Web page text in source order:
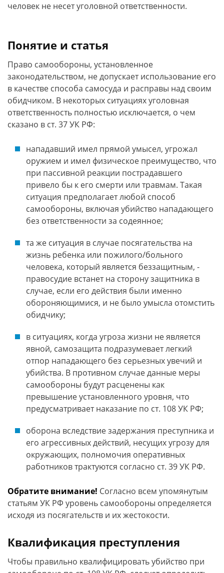
человек не несет уголовной ответственности.
Понятие и статья
Право самообороны, установленное
законодательством, не допускает использование его
в качестве способа самосуда и расправы над своим
обидчиком. В некоторых ситуациях уголовная
ответственность полностью исключается, о чем
сказано в ст. 37 УК РФ:
нападавший имел прямой умысел, угрожал
оружием и имел физическое преимущество, что
при пассивной реакции пострадавшего
привело бы к его смерти или травмам. Такая
ситуация предполагает любой способ
самообороны, включая убийство нападающего
без ответственности за содеянное;
та же ситуация в случае посягательства на
жизнь ребенка или пожилого/больного
человека, который является беззащитным, -
правосудие встанет на сторону защитника в
случае, если его действия были именно
обороняющимися, и не было умысла отомстить
обидчику;
в ситуациях, когда угроза жизни не является
явной, самозащита подразумевает легкий
отпор нападающего без серьезных увечий и
убийства. В противном случае данные меры
самообороны будут расценены как
превышение установленного уровня, что
предусматривает наказание по ст. 108 УК РФ;
оборона вследствие задержания преступника и
его агрессивных действий, несущих угрозу для
окружающих, полномочия оперативных
работников трактуются согласно ст. 39 УК РФ.
Обратите внимание! Согласно всем упомянутым
статьям УК РФ уровень самообороны определяется
исходя из посягательств и их жестокости.
Квалификация преступления
Чтобы правильно квалифицировать убийство при